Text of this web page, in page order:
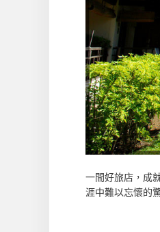
一間好旅店，成
涯中難以忘懷的驚